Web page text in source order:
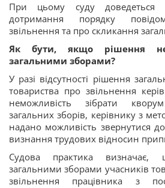
При цьому суду доведеться
дотримання порядку
звільнення та про скликання
Як бути, якщо рішення
загальними зборами?
У разі відсутності рішення
товариства про звільнення
неможливість зібрати
загальних зборів, керівнику з
надано можливість звернутися
визнання трудових відносин
Судова практика
загальними зборами учасників
звільнення працівника з